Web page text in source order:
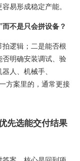
易形成稳定产能。
不是只会拼设备？
逻辑；二是能否根
明确安装调试、验
人、机械手、
方案里的，通常更接
先选能交付结果